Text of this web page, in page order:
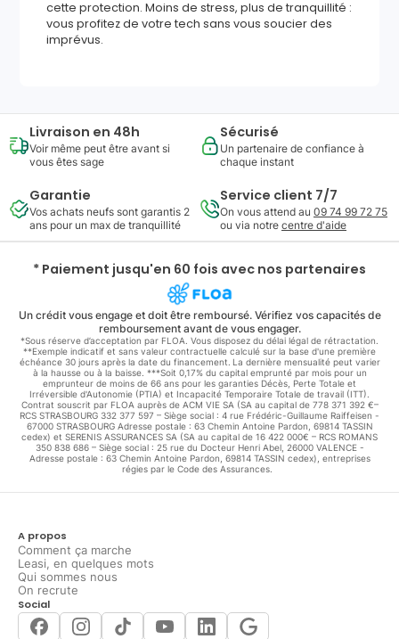
cette protection. Moins de stress, plus de tranquillité :
vous profitez de votre tech sans vous soucier des
imprévus.
Livraison en 48h
Voir même peut être avant si
vous êtes sage
Sécurisé
Un partenaire de confiance à
chaque instant
Garantie
Vos achats neufs sont garantis 2
ans pour un max de tranquillité
Service client 7/7
On vous attend au 09 74 99 72 75
ou via notre centre d'aide
* Paiement jusqu'en 60 fois avec nos partenaires
Un crédit vous engage et doit être remboursé. Vérifiez vos capacités de
remboursement avant de vous engager.
*Sous réserve d’acceptation par FLOA. Vous disposez du délai légal de rétractation.
**Exemple indicatif et sans valeur contractuelle calculé sur la base d'une première
échéance 30 jours après la date du financement. La dernière mensualité peut varier
à la hausse ou à la baisse. ***Soit 0,17% du capital emprunté par mois pour un
emprunteur de moins de 66 ans pour les garanties Décès, Perte Totale et
Irréversible d'Autonomie (PTIA) et Incapacité Temporaire Totale de travail (ITT).
Contrat souscrit par FLOA auprès de ACM VIE SA (SA au capital de 778 371 392 €–
RCS STRASBOURG 332 377 597 – Siège social : 4 rue Frédéric-Guillaume Raiffeisen -
67000 STRASBOURG Adresse postale : 63 Chemin Antoine Pardon, 69814 TASSIN
cedex) et SERENIS ASSURANCES SA (SA au capital de 16 422 000€ – RCS ROMANS
350 838 686 – Siège social : 25 rue du Docteur Henri Abel, 26000 VALENCE -
Adresse postale : 63 Chemin Antoine Pardon, 69814 TASSIN cedex), entreprises
régies par le Code des Assurances.
A propos
Comment ça marche
Leasi, en quelques mots
Qui sommes nous
On recrute
Social